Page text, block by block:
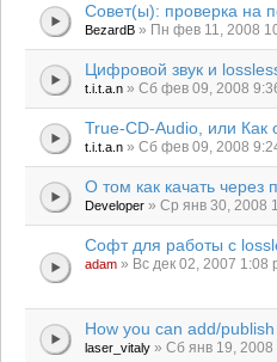
Совет(ы): проверка на
BezardB » Пн фев 11, 2008
Цифровой звук и
t.i.t.a.n » Сб фев 09, 2008
True-CD-Audio, или Как
t.i.t.a.n » Сб фев 09, 2008
О том как качать через
Developer » Ср янв 30, 2008
Софт для работы с
adam » Вс дек 02, 2007 1:08
How you can add/
laser_vitaly » Сб янв 19, 2008